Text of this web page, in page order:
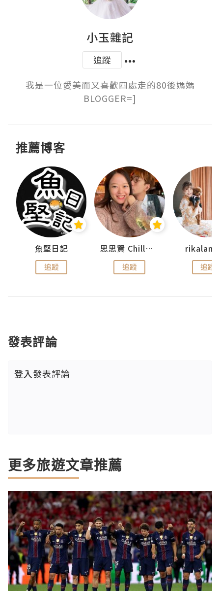
小玉雜記
追蹤
我是一位愛美而又喜歡四處走的80後媽媽
BLOGGER=]
推薦博客
魚堅日記
追蹤
思思賢 ChillMyBabe
追蹤 追蹤
發表評論
登入發表評論
更多旅遊文章推薦